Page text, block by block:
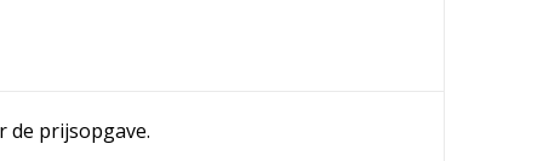
de prijsopgave.